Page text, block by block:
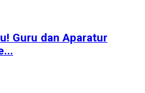
Guru dan Aparatur